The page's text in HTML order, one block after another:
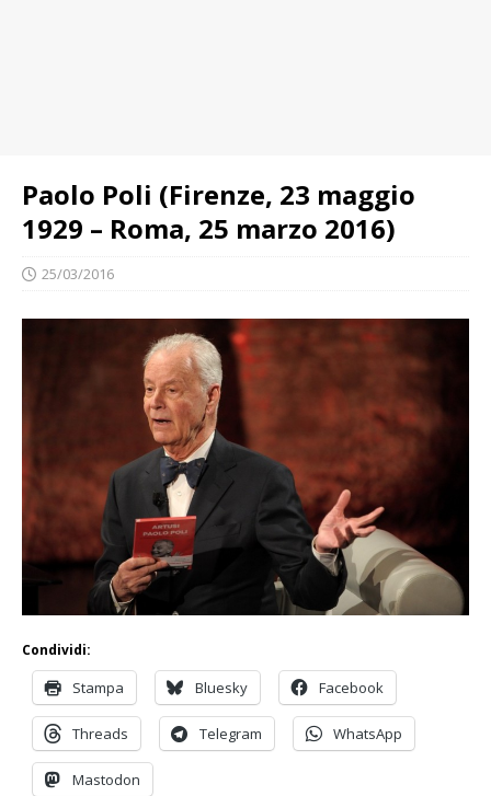
Paolo Poli (Firenze, 23 maggio
1929 – Roma, 25 marzo 2016)
25/03/2016
Condividi:
Stampa Bluesky Facebook
Threads Telegram WhatsApp
Mastodon